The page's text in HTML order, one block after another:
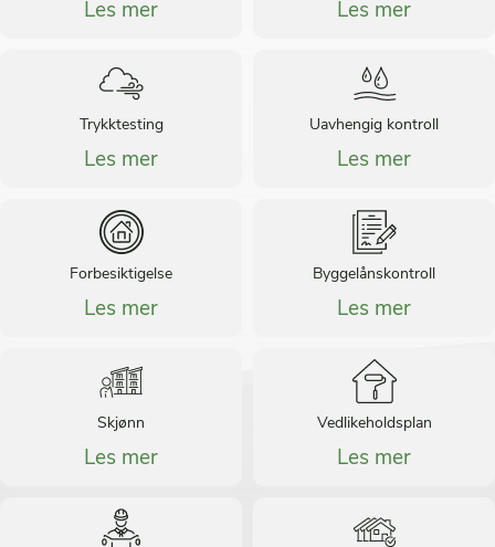
Les mer Les mer
Trykktesting
Les mer
Uavhengig kontroll
Les mer
Forbesiktigelse
Les mer
Byggelånskontroll
Les mer
Skjønn
Les mer
Vedlikeholdsplan
Les mer